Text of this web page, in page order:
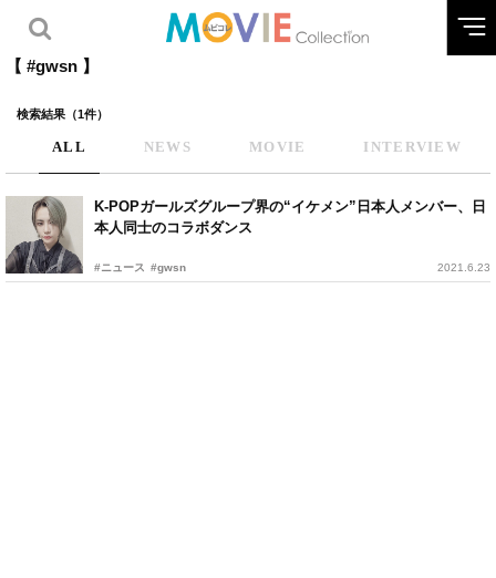
【 #gwsn 】
検索結果（1件）
ALL NEWS MOVIE INTERVIEW
K-POPガールズグループ界の“イケメン”日本人メンバー、日
本人同士のコラボダンス
#ニュース #gwsn 2021.6.23